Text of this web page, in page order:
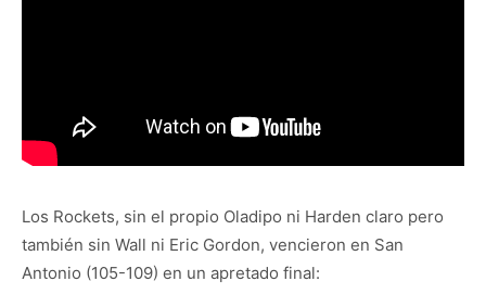
Los Rockets, sin el propio Oladipo ni Harden claro pero
también sin Wall ni Eric Gordon, vencieron en San
Antonio (105-109) en un apretado final: